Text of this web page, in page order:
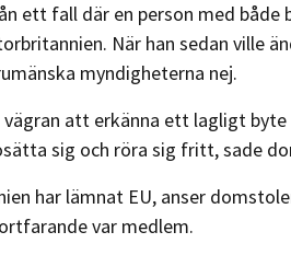
ett fall där en person med
När han sedan ville
myndigheterna nej.
att erkänna ett lagligt
sig och röra sig fritt, sade
har lämnat EU, anser
var medlem.